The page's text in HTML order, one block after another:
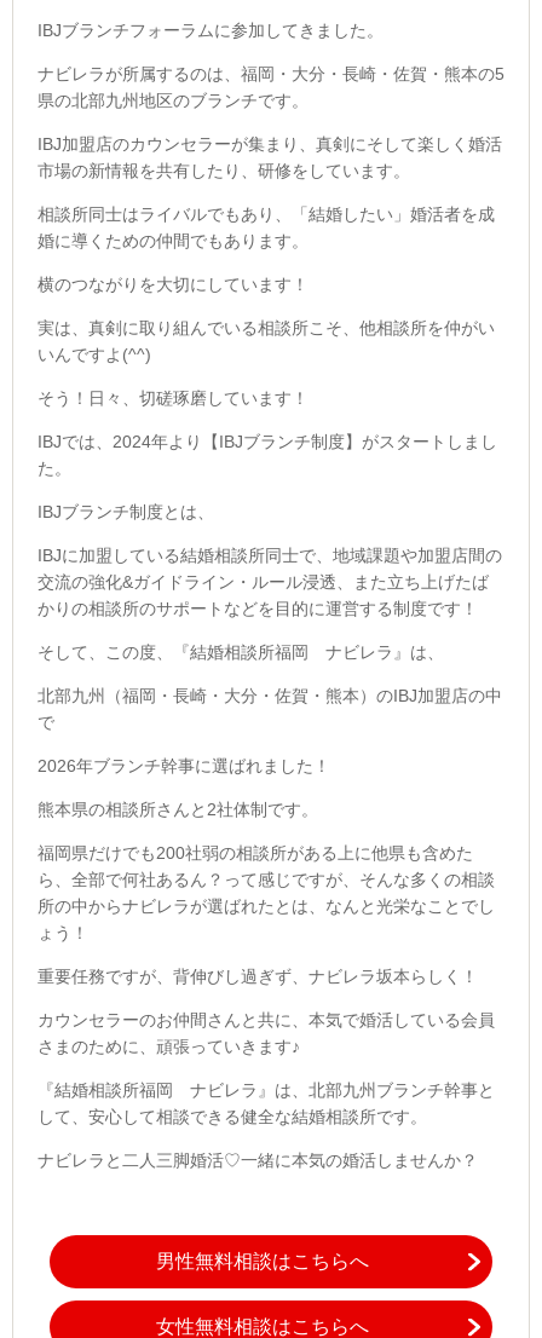
IBJブランチフォーラムに参加してきました。
ナビレラが所属するのは、福岡・大分・長崎・佐賀・熊本の5
県の北部九州地区のブランチです。
IBJ加盟店のカウンセラーが集まり、真剣にそして楽しく婚活
市場の新情報を共有したり、研修をしています。
相談所同士はライバルでもあり、「結婚したい」婚活者を成
婚に導くための仲間でもあります。
横のつながりを大切にしています！
実は、真剣に取り組んでいる相談所こそ、他相談所を仲がい
いんですよ(^^)
そう！日々、切磋琢磨しています！
IBJでは、2024年より【IBJブランチ制度】がスタートしまし
た。
IBJブランチ制度とは、
IBJに加盟している結婚相談所同士で、地域課題や加盟店間の
交流の強化&ガイドライン・ルール浸透、また立ち上げたば
かりの相談所のサポートなどを目的に運営する制度です！
そして、この度、『結婚相談所福岡 ナビレラ』は、
北部九州（福岡・長崎・大分・佐賀・熊本）のIBJ加盟店の中
で
2026年ブランチ幹事に選ばれました！
熊本県の相談所さんと2社体制です。
福岡県だけでも200社弱の相談所がある上に他県も含めた
ら、全部で何社あるん？って感じですが、そんな多くの相談
所の中からナビレラが選ばれたとは、なんと光栄なことでし
ょう！
重要任務ですが、背伸びし過ぎず、ナビレラ坂本らしく！
カウンセラーのお仲間さんと共に、本気で婚活している会員
さまのために、頑張っていきます♪
『結婚相談所福岡 ナビレラ』は、北部九州ブランチ幹事と
して、安心して相談できる健全な結婚相談所です。
ナビレラと二人三脚婚活♡一緒に本気の婚活しませんか？
男性無料相談はこちらへ
女性無料相談はこちらへ